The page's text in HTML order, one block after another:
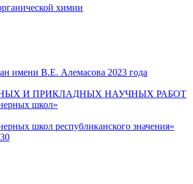
химии
имени В.Е. Алемасова 2023 года
И ПРИКЛАДНЫХ НАУЧНЫХ РАБОТ
школ»
школ республиканского значения»